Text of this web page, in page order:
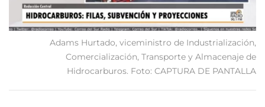
Adams Hurtado, viceministro de Industrialización,
Comercialización, Transporte y Almacenaje de
Hidrocarburos. Foto: CAPTURA DE PANTALLA